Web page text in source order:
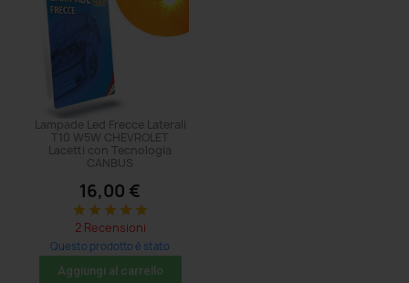
Lampade Led Frecce Laterali
T10 W5W CHEVROLET
Lacetti con Tecnologia
CANBUS
16,00 €
star star star star star
2 Recensioni
Questo prodotto è stato
acquistato: 5 volte
Aggiungi al carrello